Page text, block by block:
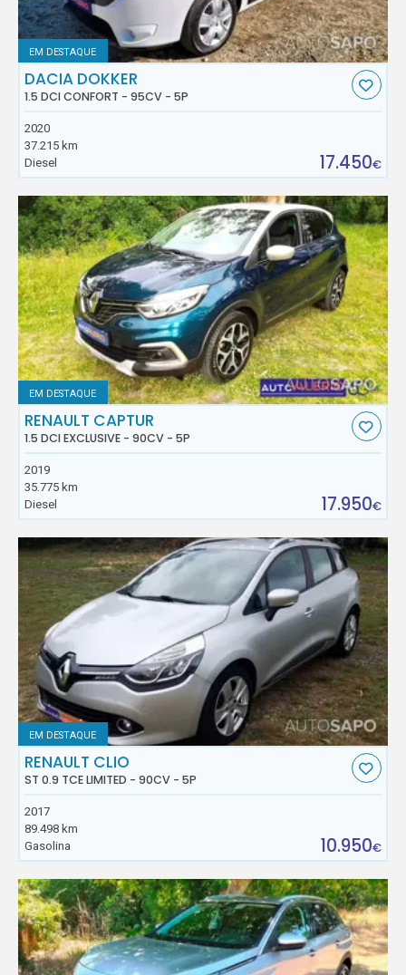
EM DESTAQUE
DACIA DOKKER
1.5 DCI CONFORT - 95CV - 5P
2020
37.215 km
Diesel
17.450€
EM DESTAQUE
RENAULT CAPTUR
1.5 DCI EXCLUSIVE - 90CV - 5P
2019
35.775 km
Diesel
17.950€
EM DESTAQUE
RENAULT CLIO
ST 0.9 TCE LIMITED - 90CV - 5P
2017
89.498 km
Gasolina
10.950€